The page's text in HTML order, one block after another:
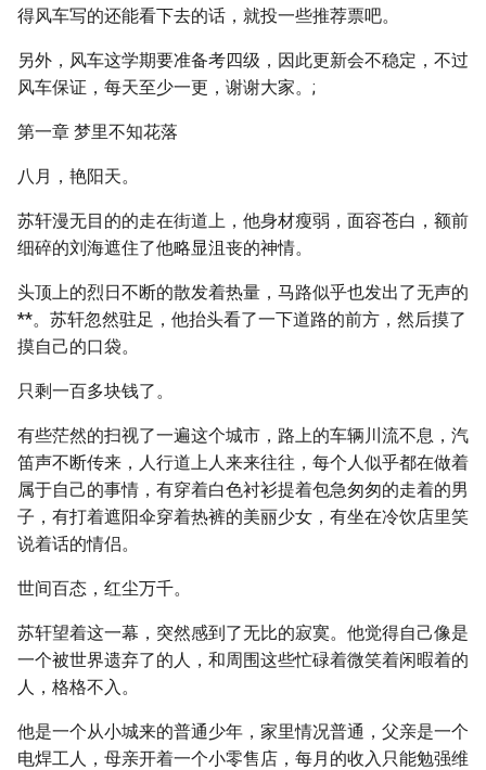
得风车写的还能看下去的话，就投一些推荐票吧。
另外，风车这学期要准备考四级，因此更新会不稳定，不过
风车保证，每天至少一更，谢谢大家。;
第一章 梦里不知花落
八月，艳阳天。
苏轩漫无目的的走在街道上，他身材瘦弱，面容苍白，额前
细碎的刘海遮住了他略显沮丧的神情。
头顶上的烈日不断的散发着热量，马路似乎也发出了无声的
**。苏轩忽然驻足，他抬头看了一下道路的前方，然后摸了
摸自己的口袋。
只剩一百多块钱了。
有些茫然的扫视了一遍这个城市，路上的车辆川流不息，汽
笛声不断传来，人行道上人来来往往，每个人似乎都在做着
属于自己的事情，有穿着白色衬衫提着包急匆匆的走着的男
子，有打着遮阳伞穿着热裤的美丽少女，有坐在冷饮店里笑
说着话的情侣。
世间百态，红尘万千。
苏轩望着这一幕，突然感到了无比的寂寞。他觉得自己像是
一个被世界遗弃了的人，和周围这些忙碌着微笑着闲暇着的
人，格格不入。
他是一个从小城来的普通少年，家里情况普通，父亲是一个
电焊工人，母亲开着一个小零售店，每月的收入只能勉强维